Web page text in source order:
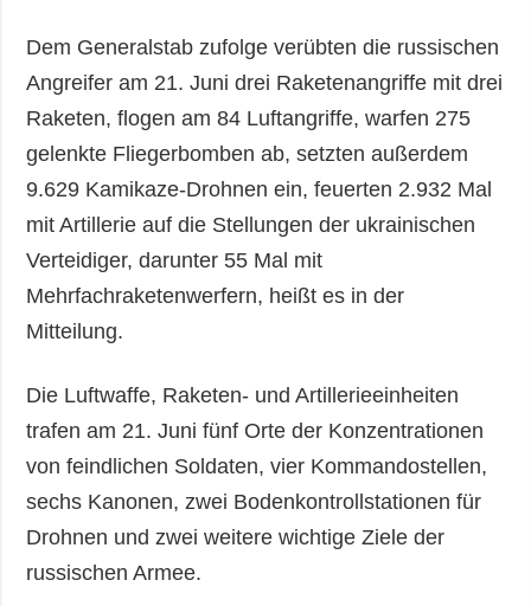
Dem Generalstab zufolge verübten die russischen
Angreifer am 21. Juni drei Raketenangriffe mit drei
Raketen, flogen am 84 Luftangriffe, warfen 275
gelenkte Fliegerbomben ab, setzten außerdem
9.629 Kamikaze-Drohnen ein, feuerten 2.932 Mal
mit Artillerie auf die Stellungen der ukrainischen
Verteidiger, darunter 55 Mal mit
Mehrfachraketenwerfern, heißt es in der
Mitteilung.
Die Luftwaffe, Raketen- und Artillerieeinheiten
trafen am 21. Juni fünf Orte der Konzentrationen
von feindlichen Soldaten, vier Kommandostellen,
sechs Kanonen, zwei Bodenkontrollstationen für
Drohnen und zwei weitere wichtige Ziele der
russischen Armee.